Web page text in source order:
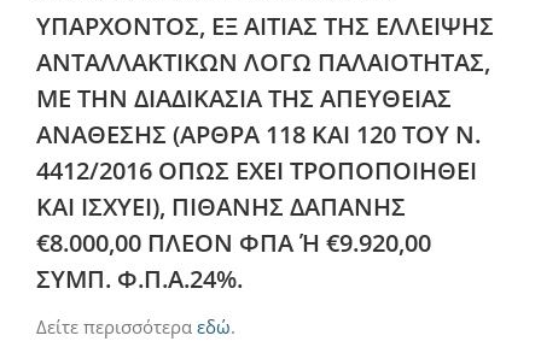
ΥΠΑΡΧΟΝΤΟΣ, ΕΞ ΑΙΤΙΑΣ ΤΗΣ ΕΛΛΕΙΨΗΣ
ΑΝΤΑΛΛΑΚΤΙΚΩΝ ΛΟΓΩ ΠΑΛΑΙΟΤΗΤΑΣ,
ΜΕ ΤΗΝ ΔΙΑΔΙΚΑΣΙΑ ΤΗΣ ΑΠΕΥΘΕΙΑΣ
ΑΝΑΘΕΣΗΣ (ΑΡΘΡΑ 118 ΚΑΙ 120 ΤΟΥ Ν.
4412/2016 ΟΠΩΣ ΕΧΕΙ ΤΡΟΠΟΠΟΙΗΘΕΙ
ΚΑΙ ΙΣΧΥΕΙ), ΠΙΘΑΝΗΣ ΔΑΠΑΝΗΣ
€8.000,00 ΠΛΕΟΝ ΦΠΑ Ή €9.920,00
ΣΥΜΠ. Φ.Π.Α.24%.
Δείτε περισσότερα εδώ.